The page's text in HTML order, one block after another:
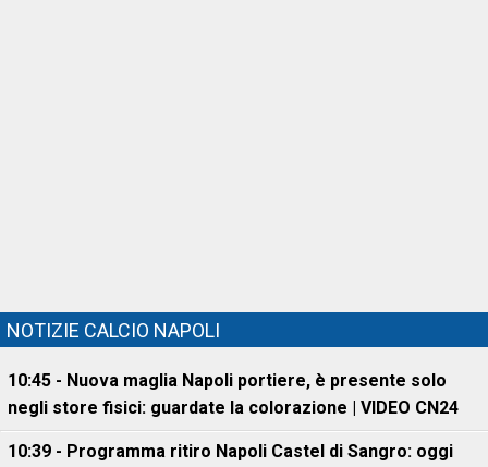
NOTIZIE CALCIO NAPOLI
10:45 - Nuova maglia Napoli portiere, è presente solo
negli store fisici: guardate la colorazione | VIDEO CN24
10:39 - Programma ritiro Napoli Castel di Sangro: oggi